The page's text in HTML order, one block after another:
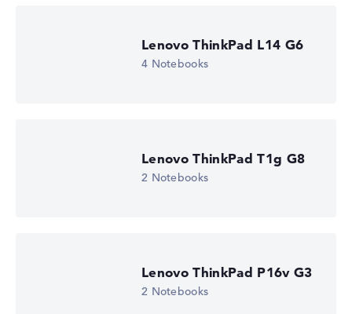
Lenovo ThinkPad L14 G6
4 Notebooks
Lenovo ThinkPad T1g G8
2 Notebooks
Lenovo ThinkPad P16v G3
2 Notebooks